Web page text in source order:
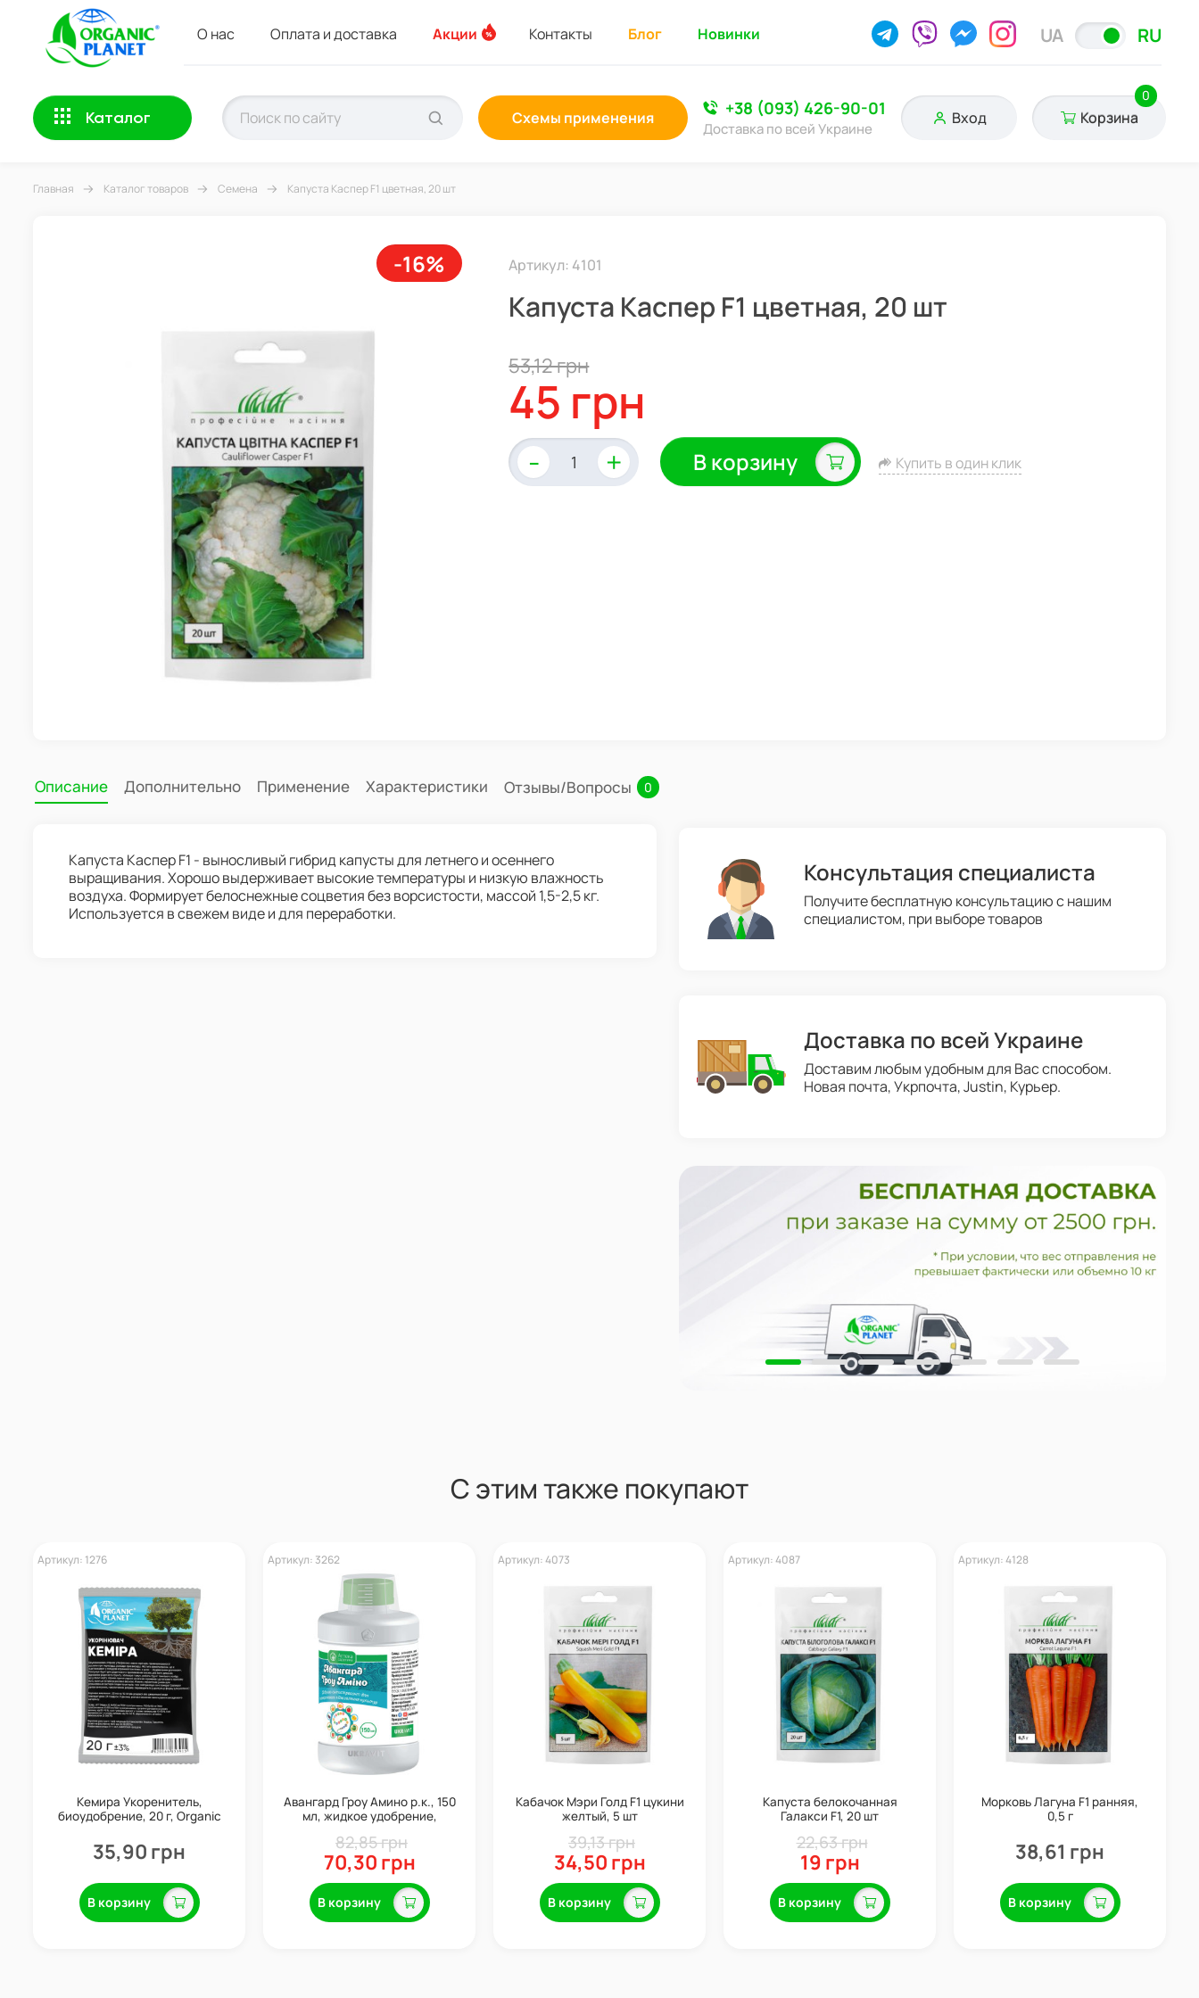
О нас Оплата и доставка Акции Контакты Блог Новинки UA RU
Каталог Схемы применения +38 (093) 426-90-01
Доставка по всей Украине
Вход Корзина
0
Главная Каталог товаров Семена Капуста Каспер F1 цветная, 20 шт
-16% Артикул: 4101
Капуста Каспер F1 цветная, 20 шт
53,12 грн
45 грн
- + В корзину Купить в один клик
Описание Дополнительно Применение Характеристики Отзывы/Вопросы 0
Капуста Каспер F1 - выносливый гибрид капусты для летнего и осеннего
выращивания. Хорошо выдерживает высокие температуры и низкую влажность
воздуха. Формирует белоснежные соцветия без ворсистости, массой 1,5-2,5 кг.
Используется в свежем виде и для переработки.
Консультация специалиста
Получите бесплатную консультацию с нашим
специалистом, при выборе товаров
Доставка по всей Украине
Доставим любым удобным для Вас способом.
Новая почта, Укрпочта, Justin, Курьер.
С этим также покупают
Артикул: 1276
Кемира Укоренитель,
биоудобрение, 20 г, Organic
35,90 грн
В корзину
Артикул: 3262
Авангард Гроу Амино р.к., 150
мл, жидкое удобрение,
роста и прилипатель,
Укравит
70,30 грн
82,85 грн
В корзину
Артикул: 4073
Кабачок Мэри Голд F1 цукини
желтый, 5 шт
34,50 грн
39,13 грн
В корзину
Артикул: 4087
Капуста белокочанная
Галакси F1, 20 шт
19 грн
22,63 грн
В корзину
Артикул: 4128
Морковь Лагуна F1 ранняя,
0,5 г
38,61 грн
В корзину